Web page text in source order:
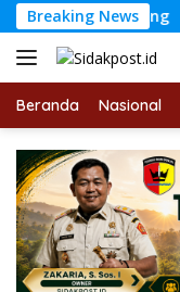
Langsung
ke
konten
Breaking News
Tanjung Agung
Beranda Nasional